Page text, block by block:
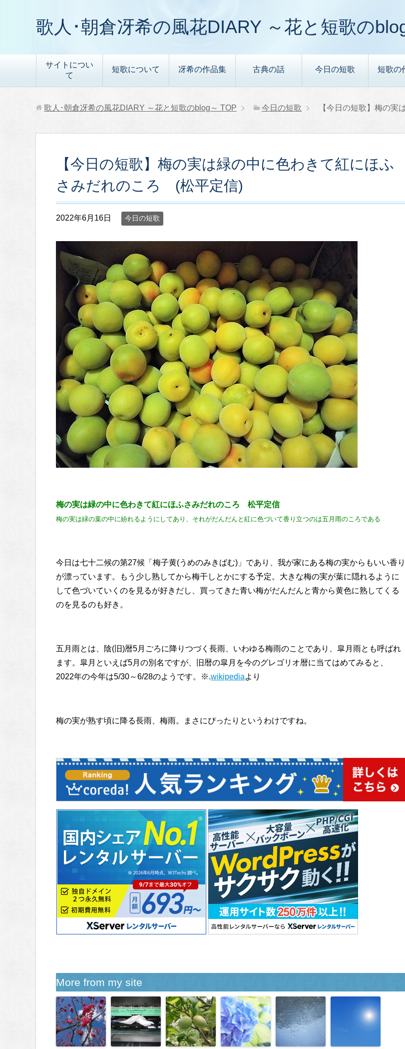
歌人･朝倉冴希の風花DIARY ～花と短歌の
サイトについ
て
短歌について 冴希の作品集 古典の話 今日の短歌 短歌の
歌人･朝倉冴希の風花DIARY ～花と短歌のblog～ TOP 今日の短歌 【今日の短歌】梅の
【今日の短歌】梅の実は緑の中に色わきて紅にほふ
さみだれのころ (松平定信)
2022年6月16日 今日の短歌
梅の実は緑の中に色わきて紅にほふさみだれのころ 松平定信
梅の実は緑の葉の中に紛れるようにしてあり、それがだんだんと 紅に色づいて香り立つのは五月雨のころである
今日は七十二候の第27候「梅子黄(うめのみきばむ)」であり、我が家にある梅の実からもいい香り
が漂っています。もう少し熟してから梅干しとかにする予定。大きな梅の実が葉に隠れるように
して色づいていくのを見るが好きだし、買ってきた青い梅がだんだんと青から黄色に熟してくる
のを見るのも好き。
五月雨とは、陰(旧)暦5月ごろに降りつづく長雨、いわゆる梅雨のことであり、皐月雨とも呼ばれ
ます。皐月といえば5月の別名ですが、旧暦の皐月を今のグレゴリオ暦に当てはめてみると、
2022年の今年は5/30～6/28のようです。※.wikipediaより
梅の実が熟す頃に降る長雨、梅雨。まさにぴったりというわけですね。
More from my site